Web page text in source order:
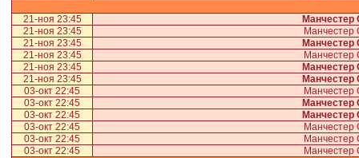
21-ноя 23:45
Манчестер
21-ноя 23:45
Манчестер
21-ноя 23:45
Манчестер
21-ноя 23:45
Манчестер
21-ноя 23:45
Манчестер
21-ноя 23:45
Манчестер
03-окт 22:45
Манчестер
03-окт 22:45
Манчестер
03-окт 22:45
Манчестер
03-окт 22:45
Манчестер
03-окт 22:45
Манчестер
03-окт 22:45
Манчестер